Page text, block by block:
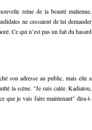
reine de la beauté malienne,
ne cessaient de lui demander
Ce qui n’est pas un fait du hasard
son adresse au public, mais elle a
la scène. "Je suis calée. Kadiatou,
que je vais faire maintenant" dira-t-